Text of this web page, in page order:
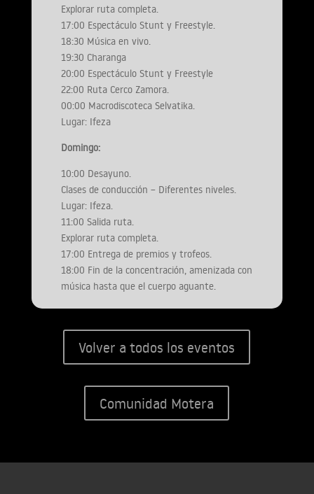
Explorar ruta completa.
17:00 Espectáculo Stunt y Freestyle.
18:30 Música en vivo.
19:30 Charanga
20:00 Espectáculo Stunt y Freestyle
22:00 Ruta Cerco Zamora.
00:00 Macrodiscoteca Selvatika.
Lugar: Ifeza
Domingo:
10:00 Desayuno.
Clases de conducción – Diferentes niveles.
Lugar: Ifeza.
11:00 Salida ruta.
Explorar ruta completa.
17:00 Entrega de premios y trofeos.
18:00 Fin de la concentración, amenizada con
música hasta que el cuerpo aguante.
Volver a todos los eventos
Comunidad Motera